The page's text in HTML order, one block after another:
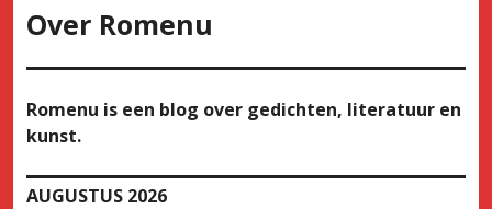
Over Romenu
Romenu is een blog over gedichten, literatuur en
kunst.
AUGUSTUS 2026